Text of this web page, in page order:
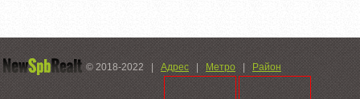
© 2018-2022 | Адрес | Метро | Район